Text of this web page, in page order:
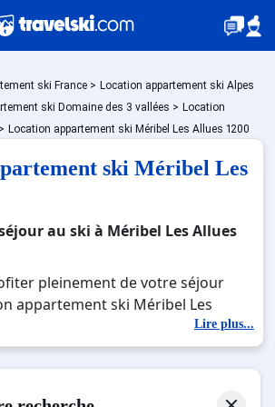
ski France > Location appartement ski Alpes
ski Domaine des 3 vallées > Location
> Location appartement ski Méribel Les Allues 1200
ski Méribel Les
au ski à Méribel Les Allues
pleinement de votre séjour
appartement ski Méribel Les
nos offres de Location
Les Allues 1200 pour skier
jour de l'an, février. Fermez les
Lire plus...